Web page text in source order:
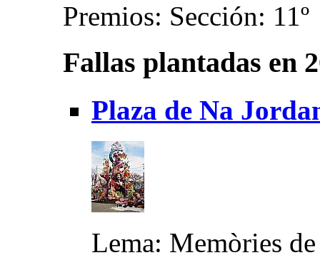
Premios: Sección: 11º
Fallas plantadas en
Plaza de Na
Lema: Memòries